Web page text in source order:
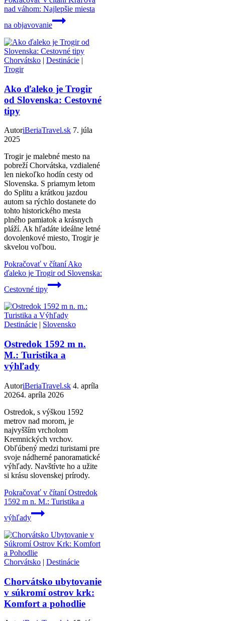
nad váhom: Najlepšie miesta
na objavovanie
Chorvátsko | Destinácie |
Trogir
Ako ďaleko je Trogir
od Slovenska: Cestovné
tipy
AutoriBeriaTravel.sk 7. júla
2025
Trogir je malebné mesto na
pobreží Chorvátska, vzdialené
len niekoľko hodín cesty od
Slovenska. S priamym letom
do Splitu a krátkou jazdou
autom sa rýchlo dostanete do
tohto historického mesta
plného pamiatok a krásnych
pláží. Ak hľadáte ideálne letné
dovolenkové miesto, Trogir je
skvelou voľbou.
Pokračovať v čítaníAko
ďaleko je Trogir od Slovenska:
Cestovné tipy
Destinácie | Slovensko
Ostredok 1592 m n.
M.: Turistika a
výhľady
AutoriBeriaTravel.sk 4. apríla
20264. apríla 2026
Ostredok, s výškou 1592
metrov nad morom, je
najvyšším vrcholom
Kremnických vrchov.
Obľúbený medzi turistami pre
svoje nádherné panoramatické
výhľady. Navštívte ho a užite
si krásu slovenskej prírody.
Pokračovať v čítaníOstredok
1592 m n. M.: Turistika a
výhľady
Chorvátsko | Destinácie
Chorvátsko ubytovanie
v súkromí ostrov krk:
Komfort a pohodlie